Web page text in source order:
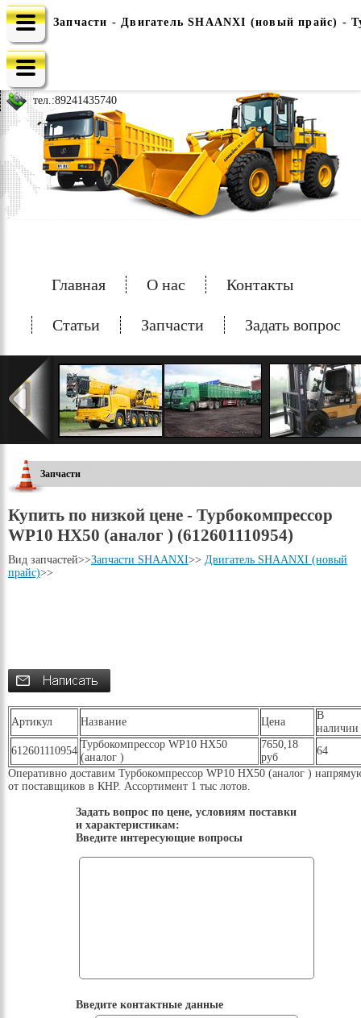
e-mail: china-spec@inbox.ru
тел.:89241435740
Главная О нас Контакты
Статьи Запчасти Задать вопрос
Запчасти
Купить по низкой цене - Турбокомпрессор
WP10 HX50 (аналог ) (612601110954)
Вид запчастей>>Запчасти SHAANXI>> Двигатель SHAANXI (новый
прайс)>>
Артикул Название Цена
В
наличии
612601110954
Турбокомпрессор WP10 HX50
(аналог )
7650,18
руб
64
Оперативно доставим Турбокомпрессор WP10 HX50 (аналог )
от поставщиков в КНР. Ассортимент 1 тыс лотов.
Задать вопрос по цене, условиям поставки
и характеристикам:
Введите интересующие вопросы
Введите контактные данные
Запчасти - Двигатель SHAANXI (новый прайс) -